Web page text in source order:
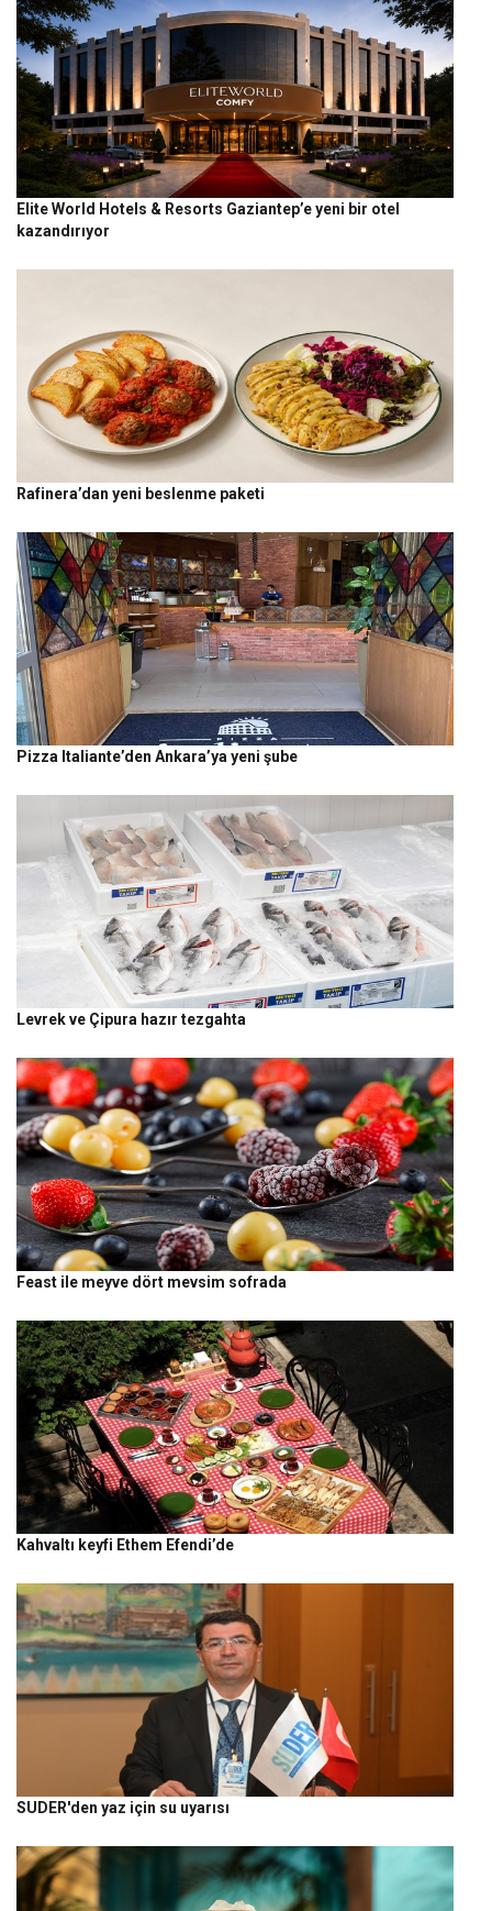
Elite World Hotels & Resorts Gaziantep’e yeni bir otel
kazandırıyor
Rafinera’dan yeni beslenme paketi
Pizza Italiante’den Ankara’ya yeni şube
Levrek ve Çipura hazır tezgahta
Feast ile meyve dört mevsim sofrada
Kahvaltı keyfi Ethem Efendi’de
SUDER'den yaz için su uyarısı